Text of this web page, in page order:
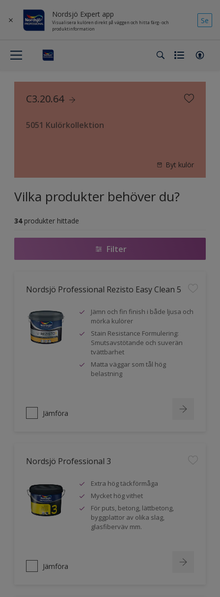
Nordsjö Expert app
Visualisera kulören direkt på väggen och hitta färg- och
produktinformation
Se
C3.20.64
5051 Kulörkollektion
Byt kulör
Vilka produkter behöver du?
34 produkter hittade
Filter
Nordsjö Professional Rezisto Easy Clean 5
Jämn och fin finish i både ljusa och
mörka kulörer
Stain Resistance Formulering:
Smutsavstötande och suverän
tvättbarhet
Matta väggar som tål hög
belastning
Jämföra
Nordsjö Professional 3
Extra hög täckförmåga
Mycket hög vithet
För puts, betong, lättbetong,
byggplattor av olika slag,
glasfiberväv mm.
Jämföra